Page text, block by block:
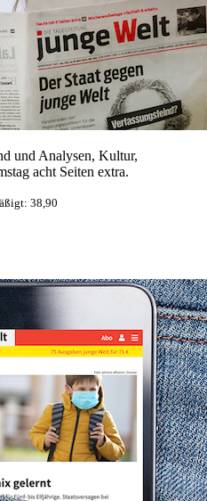
und Analysen, Kultur,
acht Seiten extra.
38,90